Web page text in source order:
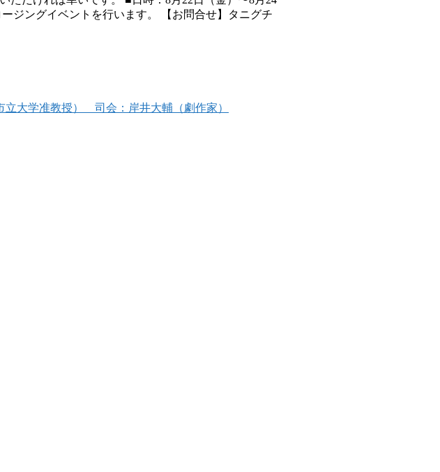
ジングイベントを行います。 【お問合せ】タニグチ
大学准教授） 司会：岸井大輔（劇作家）